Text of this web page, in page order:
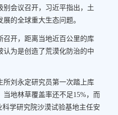
会议召开，习近平指出，土
的全球重大生态问题。
开，距离当地近百公里的库
为是创造了荒漠化防治的中
刘永定研究员第一次踏上库
地林草覆盖率还不足15%，而
科学研究院沙漠试验基地主任安